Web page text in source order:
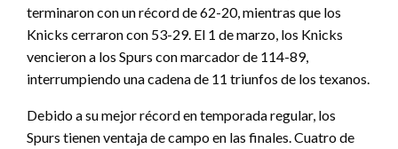
terminaron con un récord de 62-20, mientras que los
Knicks cerraron con 53-29. El 1 de marzo, los Knicks
vencieron a los Spurs con marcador de 114-89,
interrumpiendo una cadena de 11 triunfos de los texanos.
Debido a su mejor récord en temporada regular, los
Spurs tienen ventaja de campo en las finales. Cuatro de